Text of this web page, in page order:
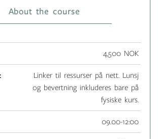
About the course
4,500 NOK
Linker til ressurser på nett. Lunsj
og bevertning inkluderes bare på
fysiske kurs.
09.00-12:00